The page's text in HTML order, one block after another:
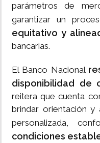
parámetros de
garantizar un
equitativo y
bancarias.
El Banco Nacional
disponibilidad de
reitera que cuenta
brindar orientación
personalizada,
condiciones